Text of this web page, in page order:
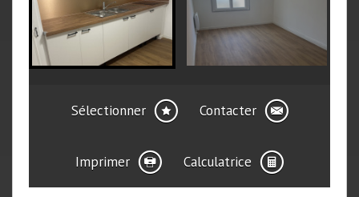
Sélectionner Contacter
Imprimer Calculatrice